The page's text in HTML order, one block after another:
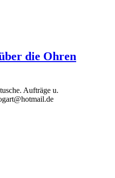
die Ohren
Aufträge u.